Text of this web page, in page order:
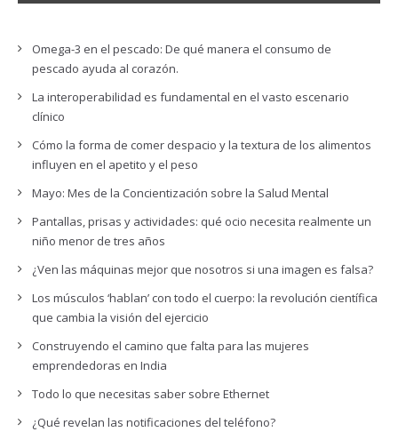
Omega-3 en el pescado: De qué manera el consumo de
pescado ayuda al corazón.
La interoperabilidad es fundamental en el vasto escenario
clínico
Cómo la forma de comer despacio y la textura de los alimentos
influyen en el apetito y el peso
Mayo: Mes de la Concientización sobre la Salud Mental
Pantallas, prisas y actividades: qué ocio necesita realmente un
niño menor de tres años
¿Ven las máquinas mejor que nosotros si una imagen es falsa?
Los músculos ‘hablan’ con todo el cuerpo: la revolución científica
que cambia la visión del ejercicio
Construyendo el camino que falta para las mujeres
emprendedoras en India
Todo lo que necesitas saber sobre Ethernet
¿Qué revelan las notificaciones del teléfono?